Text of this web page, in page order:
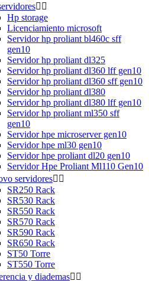
 
Hp storage
Licenciamiento microsoft
Servidor hp proliant bl460c sff
gen10
Servidor hp proliant dl325
Servidor hp proliant dl360 lff gen10
Servidor hp proliant dl360 sff gen10
Servidor hp proliant dl380
Servidor hp proliant dl380 lff gen10
Servidor hp proliant ml350 sff
gen10
Servidor hpe microserver gen10
Servidor hpe ml30 gen10
Servidor hpe proliant dl20 gen10
Servidor Hpe Proliant Ml110 Gen10
servidores 
SR250 Rack
SR530 Rack
SR550 Rack
SR570 Rack
SR590 Rack
SR650 Rack
ST50 Torre
ST550 Torre
y diademas 